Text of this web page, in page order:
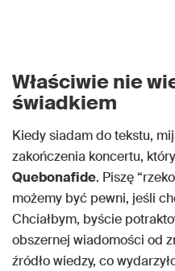
Właściwie nie
świadkiem
Kiedy siadam do tekstu,
zakończenia koncertu,
Quebonafide. Piszę
możemy być pewni, jeśli
Chciałbym, byście
obszernej wiadomości od
źródło wiedzy, co